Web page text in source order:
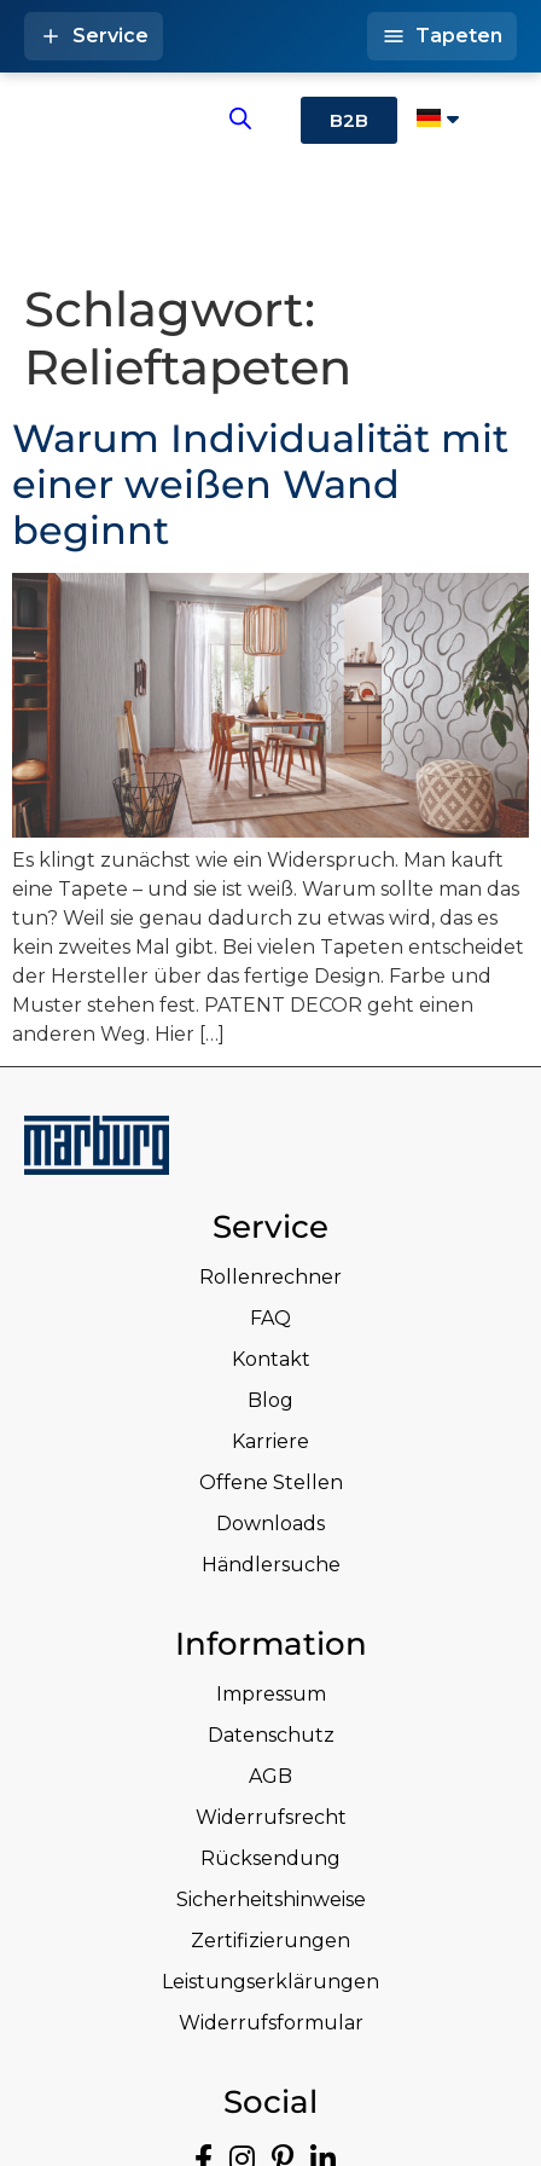
B2B
Service Tapeten
Schlagwort:
Relieftapeten
Warum Individualität mit
einer weißen Wand
beginnt
Es klingt zunächst wie ein Widerspruch. Man kauft
eine Tapete – und sie ist weiß. Warum sollte man das
tun? Weil sie genau dadurch zu etwas wird, das es
kein zweites Mal gibt. Bei vielen Tapeten entscheidet
der Hersteller über das fertige Design. Farbe und
Muster stehen fest. PATENT DECOR geht einen
anderen Weg. Hier […]
Service
Rollenrechner
FAQ
Kontakt
Blog
Karriere
Offene Stellen
Downloads
Händlersuche
Information
Impressum
Datenschutz
AGB
Widerrufsrecht
Rücksendung
Sicherheitshinweise
Zertifizierungen
Leistungserklärungen
Widerrufsformular
Social